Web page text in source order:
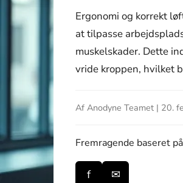
Ergonomi og korrekt
at tilpasse
muskelskader. Dette
vride kroppen, hvilket
Af Anodyne Teamet | 20.
Fremragende baseret
f ✉